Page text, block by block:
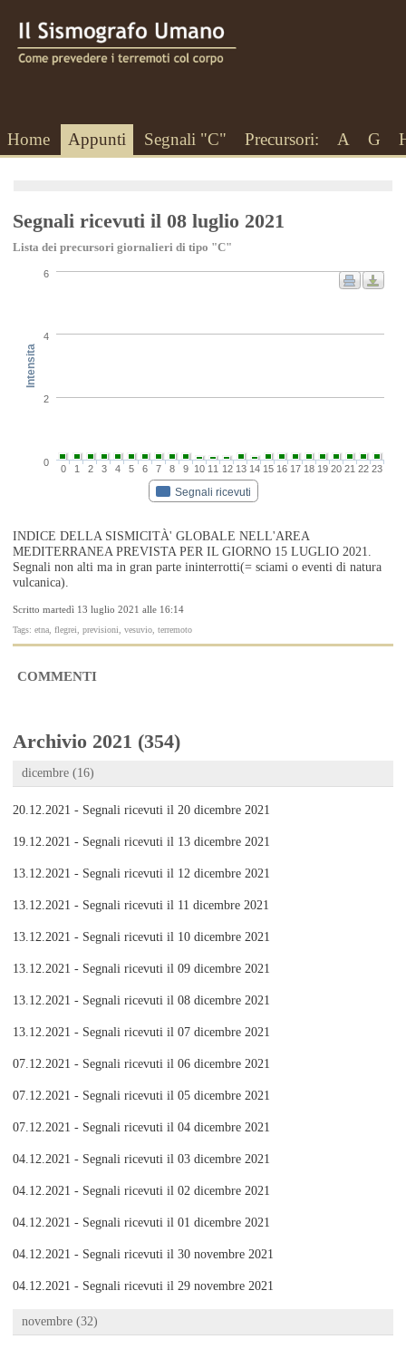
Home Appunti Segnali "C" Precursori: A G
Segnali ricevuti il 08 luglio 2021
Lista dei precursori giornalieri di tipo "C"
Intensita
Segnali ricevuti
0 1 2 3 4 5 6 7 8 9 10 11 12 13 14 15 16 17 18 19 20 21 22 23
0
2
4
6
INDICE DELLA SISMICITÀ' GLOBALE NELL'AREA
MEDITERRANEA PREVISTA PER IL GIORNO 15 LUGLIO 2021.
Segnali non alti ma in gran parte ininterrotti(= sciami o eventi di natura
vulcanica).
Scritto martedì 13 luglio 2021 alle 16:14
Tags: etna, flegrei, previsioni, vesuvio, terremoto
COMMENTI
Archivio 2021 (354)
dicembre (16)
20.12.2021 - Segnali ricevuti il 20 dicembre 2021
19.12.2021 - Segnali ricevuti il 13 dicembre 2021
13.12.2021 - Segnali ricevuti il 12 dicembre 2021
13.12.2021 - Segnali ricevuti il 11 dicembre 2021
13.12.2021 - Segnali ricevuti il 10 dicembre 2021
13.12.2021 - Segnali ricevuti il 09 dicembre 2021
13.12.2021 - Segnali ricevuti il 08 dicembre 2021
13.12.2021 - Segnali ricevuti il 07 dicembre 2021
07.12.2021 - Segnali ricevuti il 06 dicembre 2021
07.12.2021 - Segnali ricevuti il 05 dicembre 2021
07.12.2021 - Segnali ricevuti il 04 dicembre 2021
04.12.2021 - Segnali ricevuti il 03 dicembre 2021
04.12.2021 - Segnali ricevuti il 02 dicembre 2021
04.12.2021 - Segnali ricevuti il 01 dicembre 2021
04.12.2021 - Segnali ricevuti il 30 novembre 2021
04.12.2021 - Segnali ricevuti il 29 novembre 2021
novembre (32)